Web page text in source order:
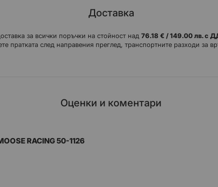
Доставка
за всички поръчки на стойност над 76.18 € / 149.00 лв. с
пратката след направения преглед, транспортните разходи за
Оценки и коментари
RACING 50-1126